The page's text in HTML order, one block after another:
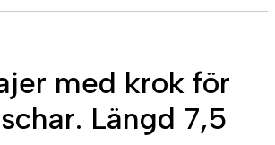
med krok för
Längd 7,5